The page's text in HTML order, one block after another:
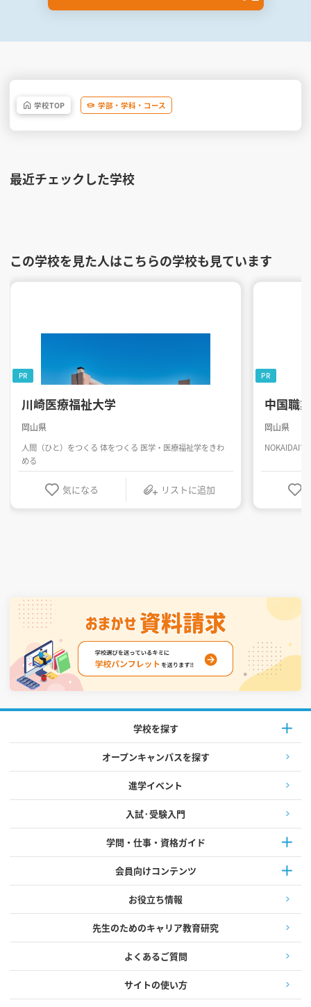
学校TOP 学部・ 学科・ コース
最近チェックした学校
この学校を見た人はこちらの学校も見ています
川崎医療福祉大学
岡山県
人間（ひと）をつくる 体をつくる 医学・医療福祉学をきわ
める
気になる リストに追加
PR
中国職
岡山県
NOKAIDAI
PR
学校を探す
オープンキャンパスを探す
進学イベント
入試·受験入門
学問・仕事・資格ガイド
会員向けコンテンツ
お役立ち情報
先生のためのキャリア教育研究
よくあるご質問
サイトの使い方